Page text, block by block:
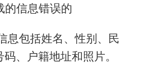
的信息错误的
息包括姓名、性别、民
、户籍地址和照片。